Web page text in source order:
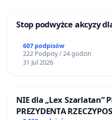
Stop podwyżce akcyzy
607 podpisów
222 Podpisy / 24 godzin
31 Jul 2026
NIE dla „Lex Szarlatan”
PREZYDENTA